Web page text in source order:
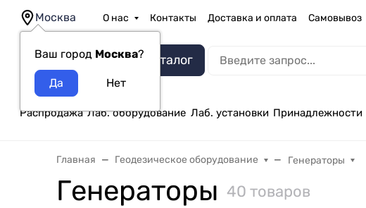
Москва
Ваш город Москва?
О нас Контакты Доставка и оплата Самовывоз
Каталог
Распродажа Лаб. оборудование Лаб. установки Принадлежности
Главная Геодезическое оборудование Генераторы
Генераторы 40 товаров